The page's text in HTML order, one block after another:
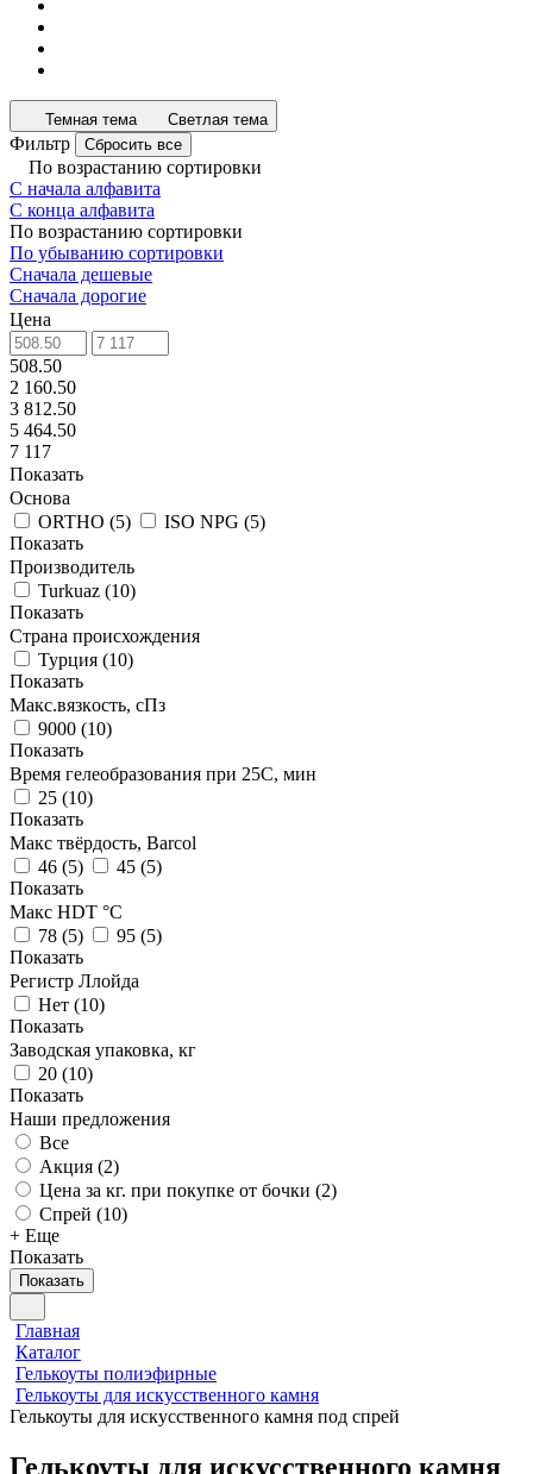
Темная тема Светлая тема
Фильтр Сбросить все
По возрастанию сортировки
С начала алфавита
С конца алфавита
По возрастанию сортировки
По убыванию сортировки
Сначала дешевые
Сначала дорогие
Цена
508.50
2 160.50
3 812.50
5 464.50
7 117
Показать
Основа
ORTHO (5) ISO NPG (5)
Показать
Производитель
Turkuaz (10)
Показать
Страна происхождения
Турция (10)
Показать
Макс.вязкoсть, сПз
9000 (10)
Показать
Время гелеобразования при 25С, мин
25 (10)
Показать
Макс твёрдость, Barcol
46 (5) 45 (5)
Показать
Макс HDT °С
78 (5) 95 (5)
Показать
Регистр Ллойда
Нет (10)
Показать
Заводская упаковка, кг
20 (10)
Показать
Наши предложения
Все
Акция (2)
Цена за кг. при покупке от бочки (2)
Спрей (10)
+ Еще
Показать
Показать
Главная
Каталог
Гелькоуты полиэфирные
Гелькоуты для искусственного камня
Гелькоуты для искусственного камня под спрей
Гелькоуты для искусственного камня